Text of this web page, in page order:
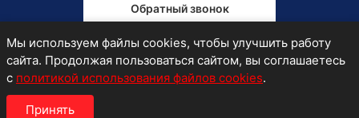
Обратный звонок
Пн-Пт
9:00-18:00
Мы используем файлы cookies, чтобы улучшить работу
сайта. Продолжая пользоваться сайтом, вы соглашаетесь
с политикой использования файлов cookies.
Принять